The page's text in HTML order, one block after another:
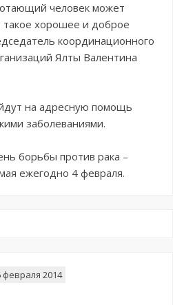
человек может
такое хорошее и доброе
координационного
Ялты Валентина
на адресную помощь
заболеваниями.
борьбы против рака –
ежегодно 4 февраля.
февраля 2014